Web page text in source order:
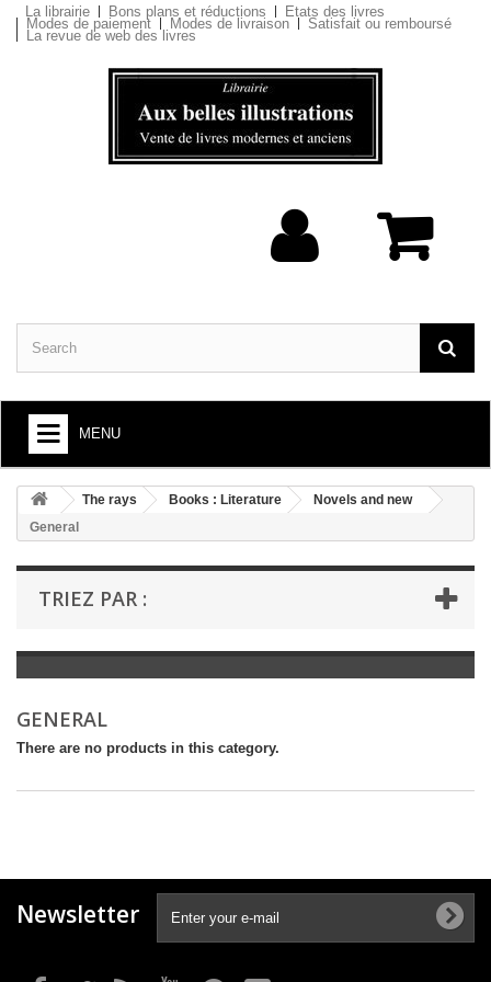
La librairie Bons plans et réductions Etats des livres
Modes de paiement Modes de livraison Satisfait ou remboursé
La revue de web des livres
MENU
+
BOOKS : ARTS AND SOCIETY
+
BOOKS : LITERATURE
+
BOOKS : YOUTH
LIVRES ANCIENS AVANT 1945
The rays Books : Literature
Novels and new
General
TRIEZ PAR :
GENERAL
There are no products in this category.
Newsletter